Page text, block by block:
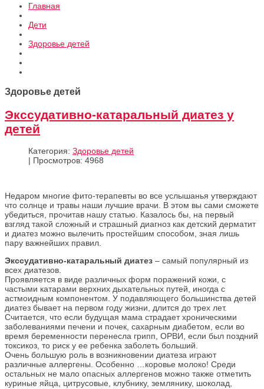
Главная
Дети
Здоровье детей
Здоровье детей
Экссудативно-катаральный диатез у
детей
Категория: Здоровье детей
| Просмотров: 4968
Недаром многие фито-терапевты во все услышанья утверждают
что солнце и травы наши лучшие врачи. В этом вы сами сможете
убедиться, прочитав нашу статью. Казалось бы, на первый
взгляд такой сложный и страшный диагноз как детский дерматит
и диатез можно вылечить простейшим способом, зная лишь
пару важнейших правил.
Экссудативно-катаральный диатез – самый популярный из
всех диатезов.
Проявляется в виде различных форм поражений кожи, с
частыми катарами верхних дыхательных путей, иногда с
астмоидным компонентом. У подавляющего большинства детей
диатез бывает на первом году жизни, длится до трех лет.
Считается, что если будущая мама страдает хроническими
заболеваниями печени и почек, сахарным диабетом, если во
время беременности перенесла грипп, ОРВИ, если был поздний
токсикоз, то риск у ее ребенка заболеть больший.
Очень большую роль в возникновении диатеза играют
различные аллергены. Особенно …коровье молоко! Среди
остальных не мало опасных аллергенов можно также отметить
куриные яйца, цитрусовые, клубнику, землянику, шоколад,